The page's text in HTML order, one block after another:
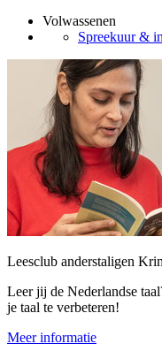
Volwassenen
Spreekuur &
Leesclub anderstaligen
Leer jij de Nederlandse
je taal te verbeteren!
Meer informatie